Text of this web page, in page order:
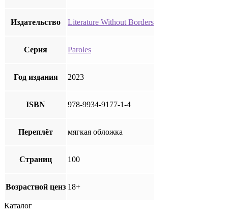
Издательство Literature Without Borders
Серия Paroles
Год издания 2023
ISBN 978-9934-9177-1-4
Переплёт мягкая обложка
Страниц 100
Возрастной ценз 18+
Каталог